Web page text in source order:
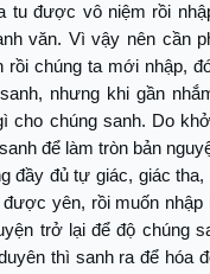
tu được vô niệm rồi
văn. Vì vậy nên cần
rồi chúng ta mới nhập,
nhưng khi gần
cho chúng sanh. Do
để làm tròn bản
đầy đủ tự giác, giác
yên, rồi muốn
trở lại để độ chúng
thì sanh ra để hóa